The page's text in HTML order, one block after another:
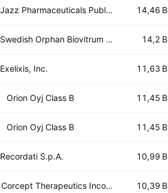
Jazz Pharmaceuticals Public Limited Company 14,46 B
Swedish Orphan Biovitrum AB 14,2 B
Exelixis, Inc. 11,63 B
Orion Oyj Class B 11,45 B
Orion Oyj Class B 11,45 B
Recordati S.p.A. 10,99 B
Corcept Therapeutics Incorporated. 10,39 B